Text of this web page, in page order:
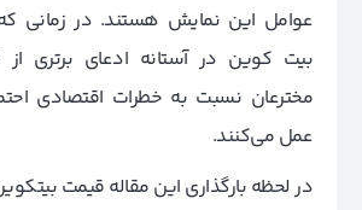
عوامل این نمایش هستند. در زمانی
بیت کوین در آستانه ادعای برتری
مخترعان نسبت به خطرات اقتصادی
عمل می‌کنند.
در لحظه بارگذاری این مقاله قیمت